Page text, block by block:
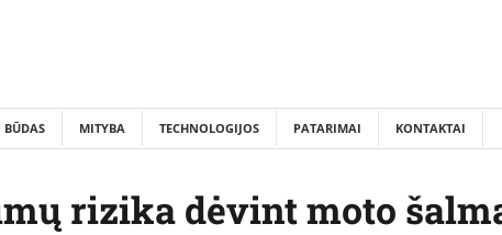
BŪDAS MITYBA TECHNOLOGIJOS PATARIMAI KONTAKTAI
rizika dėvint moto